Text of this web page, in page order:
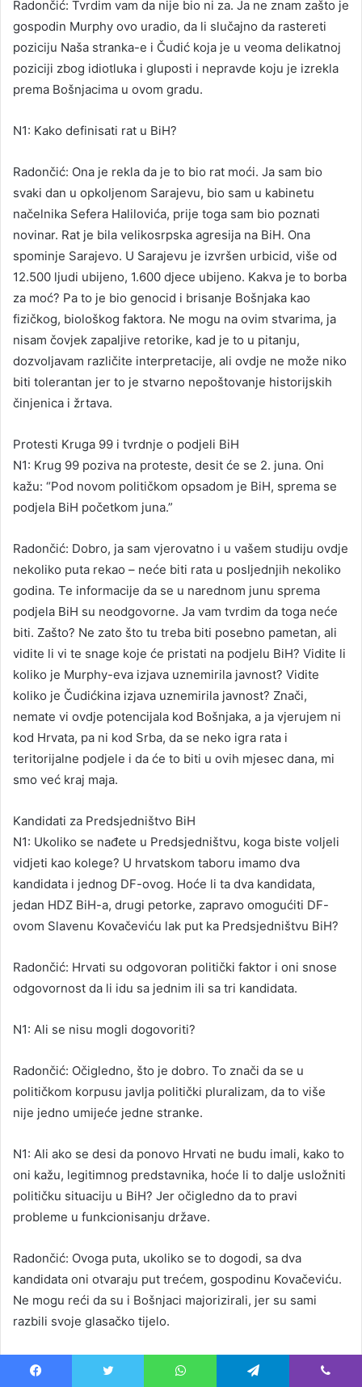
Radončić: Tvrdim vam da nije bio ni za. Ja ne znam zašto je
gospodin Murphy ovo uradio, da li slučajno da rastereti
poziciju Naša stranka-e i Čudić koja je u veoma delikatnoj
poziciji zbog idiotluka i gluposti i nepravde koju je izrekla
prema Bošnjacima u ovom gradu.
N1: Kako definisati rat u BiH?
Radončić: Ona je rekla da je to bio rat moći. Ja sam bio
svaki dan u opkoljenom Sarajevu, bio sam u kabinetu
načelnika Sefera Halilovića, prije toga sam bio poznati
novinar. Rat je bila velikosrpska agresija na BiH. Ona
spominje Sarajevo. U Sarajevu je izvršen urbicid, više od
12.500 ljudi ubijeno, 1.600 djece ubijeno. Kakva je to borba
za moć? Pa to je bio genocid i brisanje Bošnjaka kao
fizičkog, biološkog faktora. Ne mogu na ovim stvarima, ja
nisam čovjek zapaljive retorike, kad je to u pitanju,
dozvoljavam različite interpretacije, ali ovdje ne može niko
biti tolerantan jer to je stvarno nepoštovanje historijskih
činjenica i žrtava.
Protesti Kruga 99 i tvrdnje o podjeli BiH
N1: Krug 99 poziva na proteste, desit će se 2. juna. Oni
kažu: “Pod novom političkom opsadom je BiH, sprema se
podjela BiH početkom juna.”
Radončić: Dobro, ja sam vjerovatno i u vašem studiju ovdje
nekoliko puta rekao – neće biti rata u posljednjih nekoliko
godina. Te informacije da se u narednom junu sprema
podjela BiH su neodgovorne. Ja vam tvrdim da toga neće
biti. Zašto? Ne zato što tu treba biti posebno pametan, ali
vidite li vi te snage koje će pristati na podjelu BiH? Vidite li
koliko je Murphy-eva izjava uznemirila javnost? Vidite
koliko je Čudićkina izjava uznemirila javnost? Znači,
nemate vi ovdje potencijala kod Bošnjaka, a ja vjerujem ni
kod Hrvata, pa ni kod Srba, da se neko igra rata i
teritorijalne podjele i da će to biti u ovih mjesec dana, mi
smo već kraj maja.
Kandidati za Predsjedništvo BiH
N1: Ukoliko se nađete u Predsjedništvu, koga biste voljeli
vidjeti kao kolege? U hrvatskom taboru imamo dva
kandidata i jednog DF-ovog. Hoće li ta dva kandidata,
jedan HDZ BiH-a, drugi petorke, zapravo omogućiti DF-
ovom Slavenu Kovačeviću lak put ka Predsjedništvu BiH?
Radončić: Hrvati su odgovoran politički faktor i oni snose
odgovornost da li idu sa jednim ili sa tri kandidata.
N1: Ali se nisu mogli dogovoriti?
Radončić: Očigledno, što je dobro. To znači da se u
političkom korpusu javlja politički pluralizam, da to više
nije jedno umijeće jedne stranke.
N1: Ali ako se desi da ponovo Hrvati ne budu imali, kako to
oni kažu, legitimnog predstavnika, hoće li to dalje usložniti
političku situaciju u BiH? Jer očigledno da to pravi
probleme u funkcionisanju države.
Radončić: Ovoga puta, ukoliko se to dogodi, sa dva
kandidata oni otvaraju put trećem, gospodinu Kovačeviću.
Ne mogu reći da su i Bošnjaci majorizirali, jer su sami
razbili svoje glasačko tijelo.
N1: Prošli put su išli sa jednim kandidatom, odnosno